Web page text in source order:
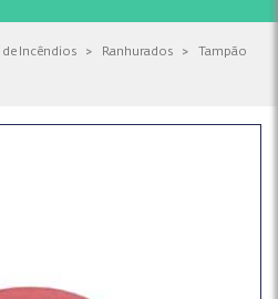
de Incêndios > Ranhurados >
Tampão